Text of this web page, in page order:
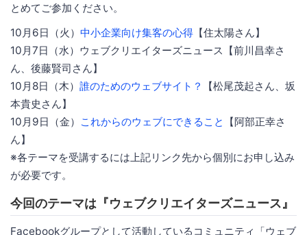
とめてご参加ください。
10月6日（火） 中小企業向け集客の心得 【住太陽さん】
10月7日（水）ウェブクリエイターズニュース【前川昌幸さ
ん、後藤賢司さん】
10月8日（木） 誰のためのウェブサイト？
【松尾茂起さん、坂
本貴史さん】
10月9日（金） これからのウェブにできること
【阿部正幸さ
ん】
※各テーマを受講するには上記リンク先から個別にお申し込み
が必要です。
今回のテーマは『ウェブクリエイターズニュース』
Facebookグループとして活動しているコミュニティ「ウェブ